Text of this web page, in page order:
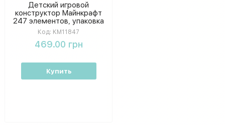
Детский игровой
конструктор Майнкрафт
247 элементов, упаковка
26х19х6 см
Код: KM11847
469.00 грн
Купить